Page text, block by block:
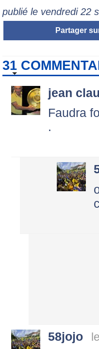
publié le vendredi 22
Partager
31
jean
Faudra
.
58jojo